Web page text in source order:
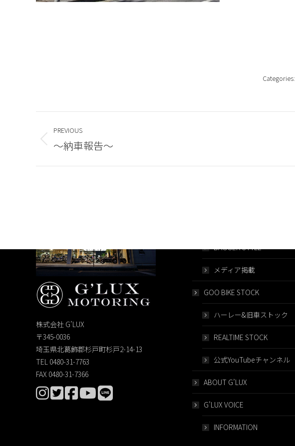
Categories:
Post
navigation
PREVIOUS
Previous
～納車報告～
株式会社 G’LUX
〒345-0036
埼玉県北葛飾郡杉戸町杉戸2-14-13
TEL 0480-31-7763
FAX 0480-31-7366
BAGGER STYLE
メディア掲載
GOO BIKE STOCK
ハーレー&旧車ストック
REALTIME STOCK
公式YouTubeチャンネル
ABOUT G’LUX
G’LUX VOICE
INFORMATION